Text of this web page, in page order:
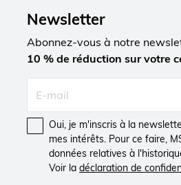
Newsletter
Abonnez-vous à notre
10 % de réduction sur votre
Oui, je m'inscris à la
mes intérêts. Pour ce faire,
données relatives à
Voir la déclaration de